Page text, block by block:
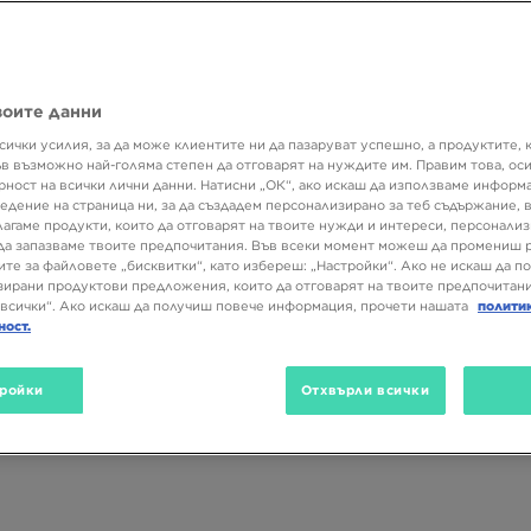
Тогава си на правилното място! В JD Sports предлагаме
за тренировка или туристически. А всеки от тях е оригинален
и McKenzie са само началото. Виж какви предложения те очакват
SALE (1382)
данни
усилия, за да може клиентите ни да пазаруват успешно, а продуктите,
възможно най-голяма степен да отговарят на нуждите им. Правим това,
на всички лични данни. Натисни „ОК“, ако искаш да използваме
на страница ни, за да създадем персонализирано за теб съдържание,
продукти, които да отговарят на твоите нужди и интереси,
запазваме твоите предпочитания. Във всеки момент можеш да промениш
за файловете „бисквитки“, като избереш: „Настройки“. Ако не искаш да
продуктови предложения, които да отговарят на твоите
Ако искаш да получиш повече информация, прочети нашата
Отхвърли всички